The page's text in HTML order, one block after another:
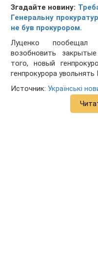
Згадайте новину:
Генеральну
не був прокурором.
Луценко пообещал
возобновить
того, новый
генпрокурора
Источник:Українські